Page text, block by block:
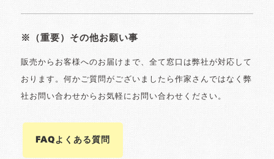
※（重要）その他お願い事
販売からお客様へのお届けまで、全て窓口は弊社が対応して
おります。何かご質問がございましたら作家さんではなく弊
社お問い合わせからお気軽にお問い合わせください。
FAQよくある質問